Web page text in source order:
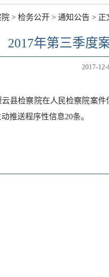
院 > 检务公开 > 通知公告 > 正
2017年第三季度
2017-
县检察院在人民检察院案
动推送程序性信息20条。